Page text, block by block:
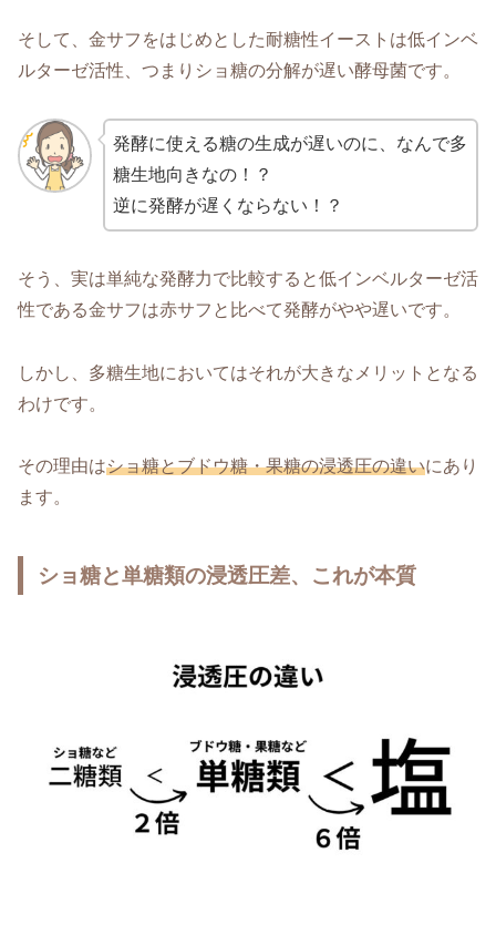
そして、金サフをはじめとした耐糖性イーストは低インベ
ルターゼ活性、つまりショ糖の分解が遅い酵母菌です。
発酵に使える糖の生成が遅いのに、なんで多
糖生地向きなの！？
逆に発酵が遅くならない！？
そう、実は単純な発酵力で比較すると低インベルターゼ活
性である金サフは赤サフと比べて発酵がやや遅いです。
しかし、多糖生地においてはそれが大きなメリットとなる
わけです。
その理由はショ糖とブドウ糖・果糖の浸透圧の違いにあり
ます。
ショ糖と単糖類の浸透圧差、これが本質